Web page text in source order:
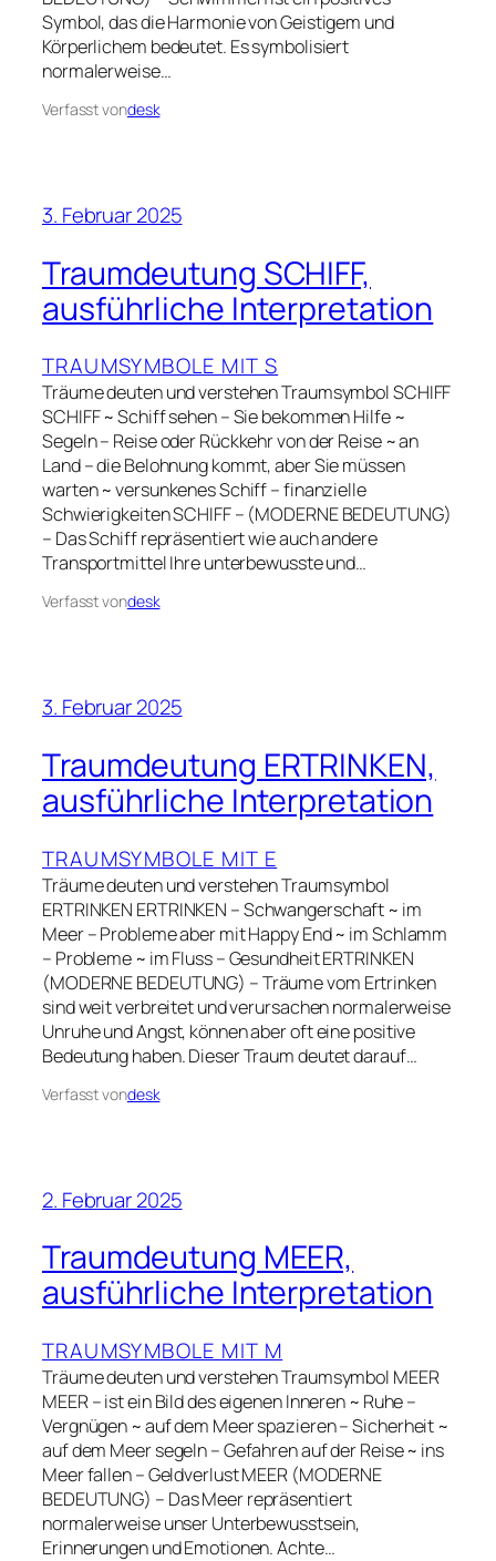
Symbol, das die Harmonie von Geistigem und
Körperlichem bedeutet. Es symbolisiert
normalerweise…
Verfasst vondesk
3. Februar 2025
Traumdeutung SCHIFF,
ausführliche Interpretation
TRAUMSYMBOLE MIT S
Träume deuten und verstehen Traumsymbol SCHIFF
SCHIFF ~ Schiff sehen – Sie bekommen Hilfe ~
Segeln – Reise oder Rückkehr von der Reise ~ an
Land – die Belohnung kommt, aber Sie müssen
warten ~ versunkenes Schiff – finanzielle
Schwierigkeiten SCHIFF – (MODERNE BEDEUTUNG)
– Das Schiff repräsentiert wie auch andere
Transportmittel Ihre unterbewusste und…
Verfasst vondesk
3. Februar 2025
Traumdeutung ERTRINKEN,
ausführliche Interpretation
TRAUMSYMBOLE MIT E
Träume deuten und verstehen Traumsymbol
ERTRINKEN ERTRINKEN – Schwangerschaft ~ im
Meer – Probleme aber mit Happy End ~ im Schlamm
– Probleme ~ im Fluss – Gesundheit ERTRINKEN
(MODERNE BEDEUTUNG) – Träume vom Ertrinken
sind weit verbreitet und verursachen normalerweise
Unruhe und Angst, können aber oft eine positive
Bedeutung haben. Dieser Traum deutet darauf…
Verfasst vondesk
2. Februar 2025
Traumdeutung MEER,
ausführliche Interpretation
TRAUMSYMBOLE MIT M
Träume deuten und verstehen Traumsymbol MEER
MEER – ist ein Bild des eigenen Inneren ~ Ruhe –
Vergnügen ~ auf dem Meer spazieren – Sicherheit ~
auf dem Meer segeln – Gefahren auf der Reise ~ ins
Meer fallen – Geldverlust MEER (MODERNE
BEDEUTUNG) – Das Meer repräsentiert
normalerweise unser Unterbewusstsein,
Erinnerungen und Emotionen. Achte…